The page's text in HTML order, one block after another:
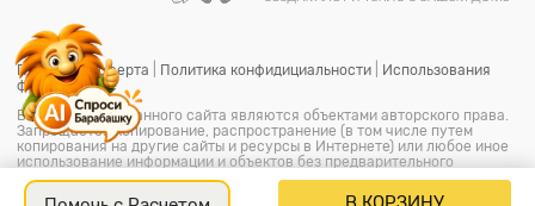
Публичная оферта Политика конфидициальности
Использования
файлов cookie
Все материалы данного сайта являются объектами авторского права.
Запрещается копирование, распространение (в том числе путем
копирования на другие сайты и ресурсы в Интернете) или любое иное
использование информации и объектов без предварительного
согласия правообладателя.
© ООО "Барабашка-Строй"
2026.
Барабашка - Строй является